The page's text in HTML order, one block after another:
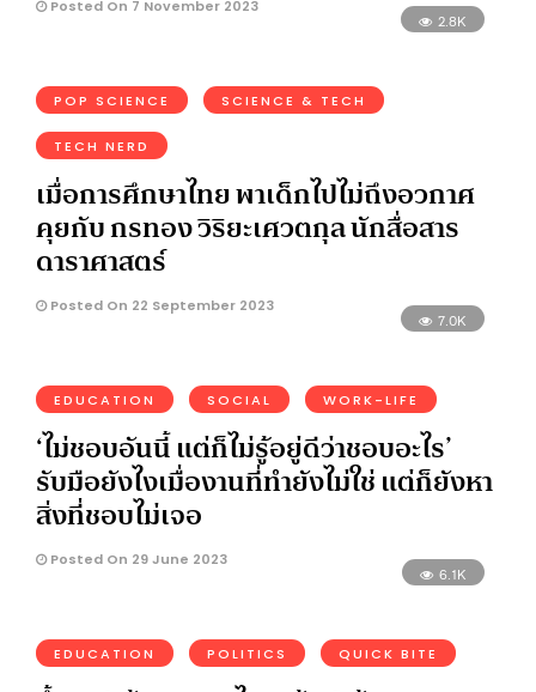
Posted On 7 November 2023
2.8K
POP SCIENCE SCIENCE & TECH
TECH NERD
เมื่อการศึกษาไทย พาเด็กไปไม่ถึงอวกาศ
คุยกับ กรทอง วิริยะเศวตกุล นักสื่อสาร
ดาราศาสตร์
Posted On 22 September 2023
7.0K
EDUCATION SOCIAL WORK-LIFE
‘ไม่ชอบอันนี้ แต่ก็ไม่รู้อยู่ดีว่าชอบอะไร’
รับมือยังไงเมื่องานที่ทำยังไม่ใช่ แต่ก็ยังหา
สิ่งที่ชอบไม่เจอ
Posted On 29 June 2023
6.1K
EDUCATION POLITICS QUICK BITE